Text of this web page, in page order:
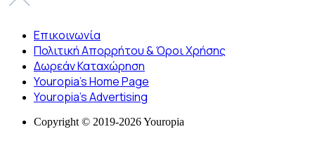
Επικοινωνία
Πολιτική Απορρήτου & Όροι Χρήσης
Δωρεάν Καταχώρηση
Youropia’s Home Page
Youropia’s Advertising
Copyright © 2019-2026 Youropia